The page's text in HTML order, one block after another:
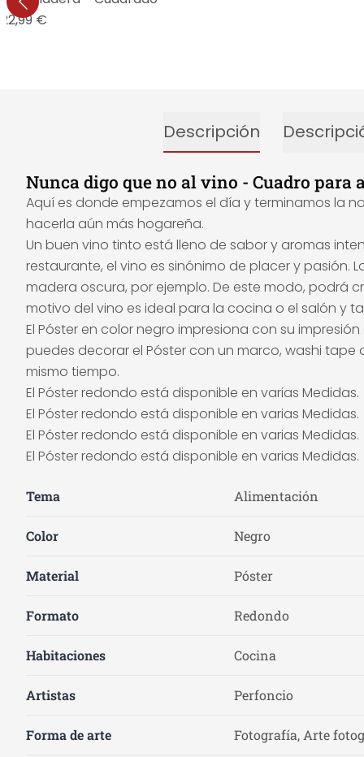
22,99 €
Descripción
Nunca digo que no al vino - Cuadro para
Aquí es donde empezamos el día y terminamos la
hacerla aún más hogareña.
Un buen vino tinto está lleno de sabor y aromas
restaurante, el vino es sinónimo de placer y pasión.
madera oscura, por ejemplo. De este modo, podrá
motivo del vino es ideal para la cocina o el salón y
El Póster en color negro impresiona con su
puedes decorar el Póster con un marco, washi
mismo tiempo.
El Póster redondo está disponible en varias Medidas.
El Póster redondo está disponible en varias Medidas.
El Póster redondo está disponible en varias Medidas.
El Póster redondo está disponible en varias Medidas.
Tema Alimentación
Color Negro
Material Póster
Formato Redondo
Habitaciones Cocina
Artistas Perfoncio
Forma de arte Fotografía, Arte